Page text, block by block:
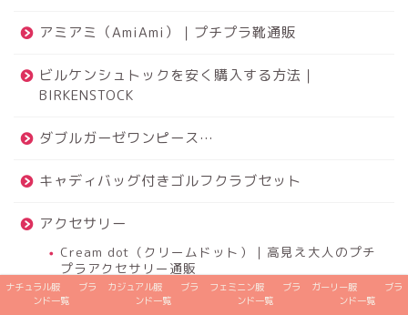
アミアミ（AmiAmi）｜プチプラ靴通販
ビルケンシュトックを安く購入する方法｜
BIRKENSTOCK
ダブルガーゼワンピース…
キャディバッグ付きゴルフクラブセット
アクセサリー
Cream dot（クリームドット）｜高見え大人のプチ
プラアクセサリー通販
プチプラ腕時計
ナチュラル服 ブラ
ンド一覧
カジュアル服 ブラ
ンド一覧
フェミニン服 ブラ
ンド一覧
ガーリー服 ブラ
ンド一覧